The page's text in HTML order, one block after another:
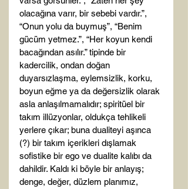
olacağına varır, bir sebebi vardır.”,
“Onun yolu da buymuş”, “Benim
gücüm yetmez.”, “Her koyun kendi
bacağından asılır.” tipinde bir
kadercilik, ondan doğan
duyarsızlaşma, eylemsizlik, korku,
boyun eğme ya da değersizlik olarak
asla anlaşılmamalıdır; spiritüel bir
takım illüzyonlar, oldukça tehlikeli
yerlere çıkar; buna dualiteyi aşınca
(?) bir takım içerikleri dışlamak
sofistike bir ego ve dualite kalıbı da
dahildir. Kaldı ki böyle bir anlayış;
denge, değer, düzlem planımız,